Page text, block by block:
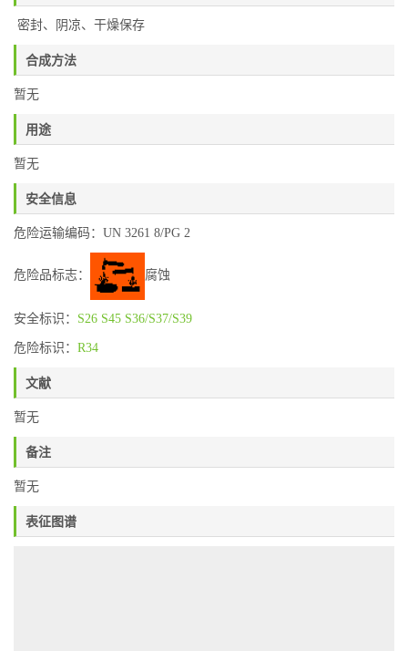
密封、阴凉、干燥保存
合成方法
暂无
用途
暂无
安全信息
危险运输编码：UN 3261 8/PG 2
危险品标志： 腐蚀
安全标识： S26 S45 S36/S37/S39
危险标识： R34
文献
暂无
备注
暂无
表征图谱